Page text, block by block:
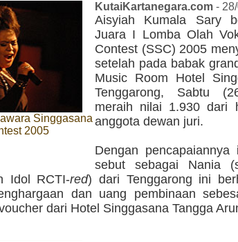
Singgasana
2005
KutaiKartanegara.com -
Aisyiah Kumala Sary
Juara I Lomba Olah
Contest (SSC) 2005
setelah pada babak
Music Room Hotel
Tenggarong, Sabtu
meraih nilai 1.930 dari
anggota dewan juri.
Dengan
sebut sebagai Nania
Idol RCTI-red) dari Tenggarong ini
dan uang pembinaan
dari Hotel Singgasana Tangga